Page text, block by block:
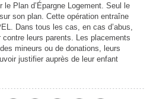
Plan d’Épargne Logement. Seul le
son plan. Cette opération entraîne
Dans tous les cas, en cas d’abus,
leurs parents. Les placements
mineurs ou de donations, leurs
justifier auprès de leur enfant